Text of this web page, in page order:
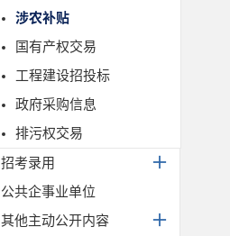
涉农补贴
国有产权交易
工程建设招投标
政府采购信息
排污权交易
招考录用
公共企事业单位
其他主动公开内容